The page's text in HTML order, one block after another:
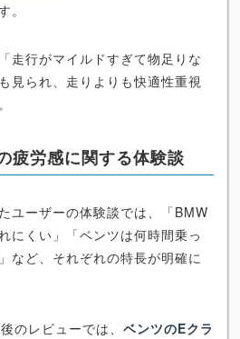
。
走行がマイルドすぎて物足りな
見られ、走りよりも快適性重視
疲労感に関する体験談
ユーザーの体験談では、「BMW
にくい」「ベンツは何時間乗っ
など、それぞれの特長が明確に
のレビューでは、 ベンツのEクラ